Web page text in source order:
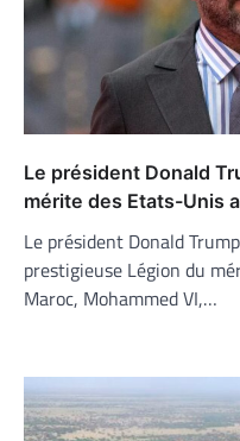
Le président Donald
mérite des Etats-Unis
Le président Donald
prestigieuse Légion du
Maroc, Mohammed VI,…